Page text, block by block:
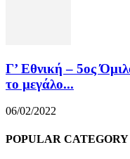
Γ’ Εθνική – 5ος
το μεγάλο...
06/02/2022
POPULAR CATEGORY